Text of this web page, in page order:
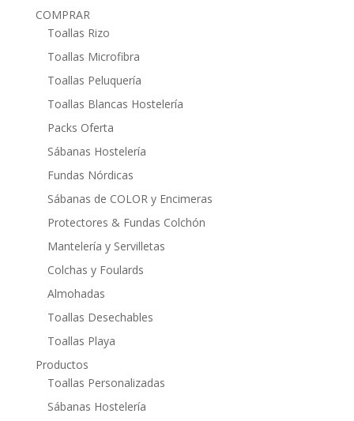
COMPRAR
Toallas Rizo
Toallas Microfibra
Toallas Peluquería
Toallas Blancas Hostelería
Packs Oferta
Sábanas Hostelería
Fundas Nórdicas
Sábanas de COLOR y Encimeras
Protectores & Fundas Colchón
Mantelería y Servilletas
Colchas y Foulards
Almohadas
Toallas Desechables
Toallas Playa
Productos
Toallas Personalizadas
Sábanas Hostelería